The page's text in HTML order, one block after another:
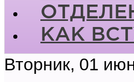
КАК
Вторник, 01